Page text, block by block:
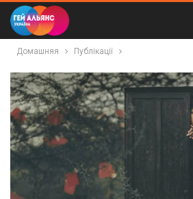
Домашняя Публікації